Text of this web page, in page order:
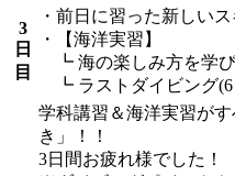
3
日
目
・前日に習った新しい
・【海洋実習】
┗ 海の楽しみ方を学び
┗ ラストダイビング(6
学科講習＆海洋実習が
き」！！
3日間お疲れ様でした！